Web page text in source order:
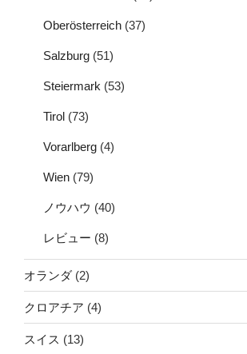
Oberösterreich (37)
Salzburg (51)
Steiermark (53)
Tirol (73)
Vorarlberg (4)
Wien (79)
ノウハウ (40)
レビュー (8)
オランダ (2)
クロアチア (4)
スイス (13)